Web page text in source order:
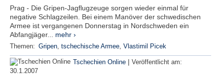
Prag - Die Gripen-Jagflugzeuge sorgen wieder einmal für
negative Schlagzeilen. Bei einem Manöver der schwedischen
Armee ist vergangenen Donnerstag in Nordschweden ein
Abfangjäger... mehr ›
Themen: Gripen, tschechische Armee, Vlastimil Picek
Tschechien Online | Veröffentlicht am:
30.1.2007